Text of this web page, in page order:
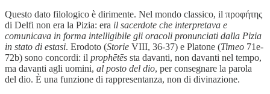
Questo dato filologico è dirimente. Nel mondo classico, il προφήτης
di Delfi non era la Pizia: era il sacerdote che interpretava e
comunicava in forma intelligibile gli oracoli pronunciati dalla Pizia
in stato di estasi. Erodoto (Storie VIII, 36-37) e Platone (Timeo 71e-
72b) sono concordi: il prophētēs sta davanti, non davanti nel tempo,
ma davanti agli uomini, al posto del dio, per consegnare la parola
del dio. È una funzione di rappresentanza, non di divinazione.